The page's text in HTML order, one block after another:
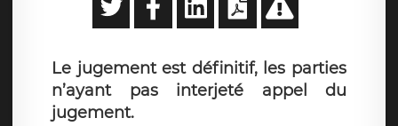
Le jugement est définitif, les parties
n’ayant pas interjeté appel du
jugement.